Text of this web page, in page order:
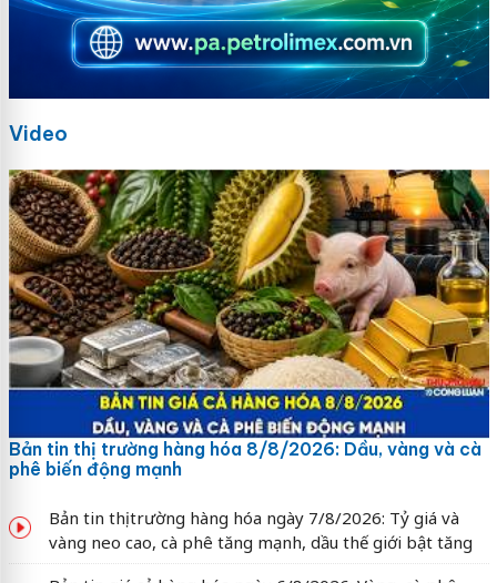
Video
Bản tin thị trường hàng hóa 8/8/2026: Dầu, vàng và cà
phê biến động mạnh
Bản tin thị trường hàng hóa ngày 7/8/2026: Tỷ giá và
vàng neo cao, cà phê tăng mạnh, dầu thế giới bật tăng